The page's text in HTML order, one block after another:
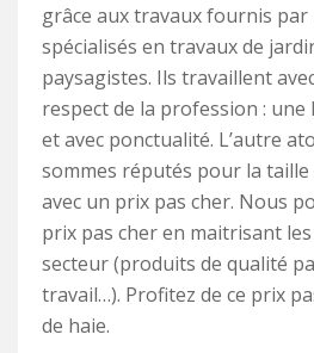
grâce aux travaux fournis par
spécialisés en travaux de
paysagistes. Ils travaillent
respect de la profession :
et avec ponctualité. L’autre
sommes réputés pour la
avec un prix pas cher. Nous
prix pas cher en maitrisant
secteur (produits de qualité
travail…). Profitez de ce prix
de haie.